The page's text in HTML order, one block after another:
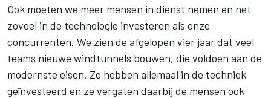
Ook moeten we meer mensen in dienst nemen en net
zoveel in de technologie investeren als onze
concurrenten. We zien de afgelopen vier jaar dat veel
teams nieuwe windtunnels bouwen, die voldoen aan de
modernste eisen. Ze hebben allemaal in de techniek
geïnvesteerd en ze vergaten daarbij de mensen ook